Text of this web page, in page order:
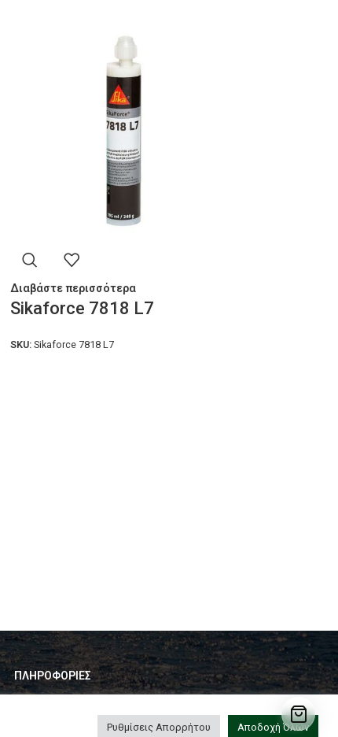
Διαβάστε περισσότερα
Sikaforce 7818 L7
SKU: Sikaforce 7818 L7
ΠΛΗΡΟΦΟΡΙΕΣ
Ρυθμίσεις Απορρήτου Αποδοχή Όλων